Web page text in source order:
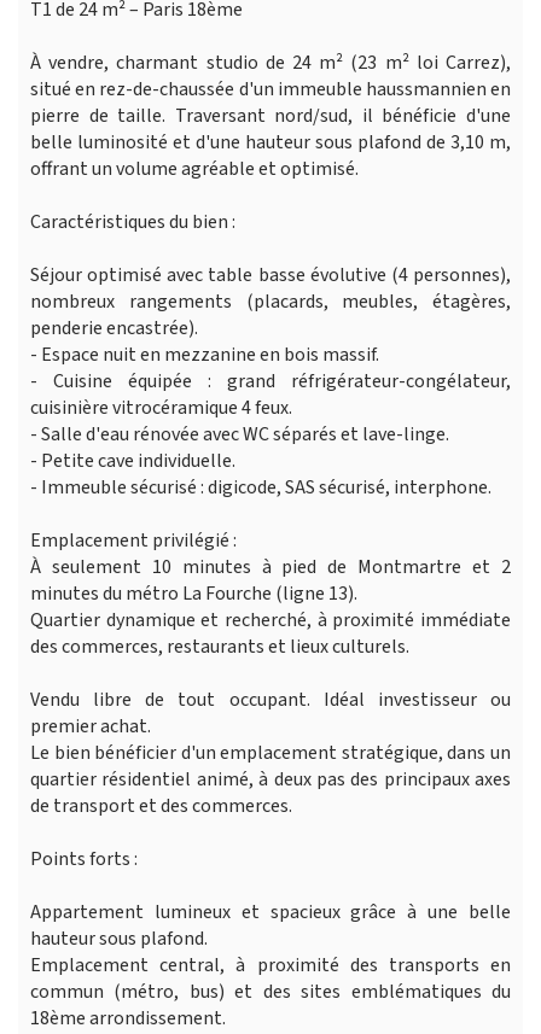
T1 de 24 m² – Paris 18ème
À vendre, charmant studio de 24 m² (23 m² loi Carrez),
situé en rez-de-chaussée d'un immeuble haussmannien en
pierre de taille. Traversant nord/sud, il bénéficie d'une
belle luminosité et d'une hauteur sous plafond de 3,10 m,
offrant un volume agréable et optimisé.
Caractéristiques du bien :
Séjour optimisé avec table basse évolutive (4 personnes),
nombreux rangements (placards, meubles, étagères,
penderie encastrée).
- Espace nuit en mezzanine en bois massif.
- Cuisine équipée : grand réfrigérateur-congélateur,
cuisinière vitrocéramique 4 feux.
- Salle d'eau rénovée avec WC séparés et lave-linge.
- Petite cave individuelle.
- Immeuble sécurisé : digicode, SAS sécurisé, interphone.
Emplacement privilégié :
À seulement 10 minutes à pied de Montmartre et 2
minutes du métro La Fourche (ligne 13).
Quartier dynamique et recherché, à proximité immédiate
des commerces, restaurants et lieux culturels.
Vendu libre de tout occupant. Idéal investisseur ou
premier achat.
Le bien bénéficier d'un emplacement stratégique, dans un
quartier résidentiel animé, à deux pas des principaux axes
de transport et des commerces.
Points forts :
Appartement lumineux et spacieux grâce à une belle
hauteur sous plafond.
Emplacement central, à proximité des transports en
commun (métro, bus) et des sites emblématiques du
18ème arrondissement.